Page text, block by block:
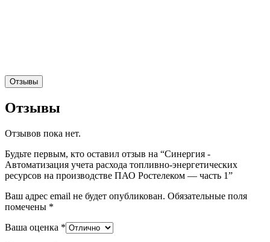
Отзывы
Отзывы
Отзывов пока нет.
Будьте первым, кто оставил отзыв на “Синергия -
Автоматизация учета расхода топливно-энергетических
ресурсов на производстве ПАО Ростелеком — часть 1”
Ваш адрес email не будет опубликован. Обязательные поля
помечены *
Ваша оценка *